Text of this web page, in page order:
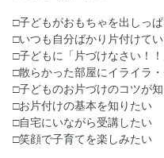
□子どもがおもちゃを出しっ
□いつも自分ばかり片付けてい
□子どもに「片づけなさい！
□散らかった部屋にイライラ
□子どものお片づけのコツが
□お片付けの基本を知りたい
□自宅にいながら受講したい
□笑顔で子育てを楽しみたい